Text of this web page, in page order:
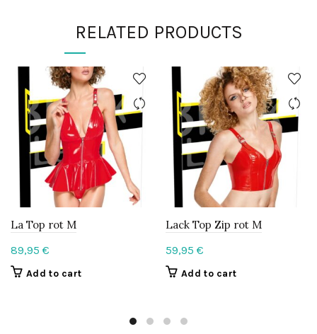
RELATED PRODUCTS
La Top rot M
89,95 €
Add to cart
Lack Top Zip rot M
59,95 €
Add to cart